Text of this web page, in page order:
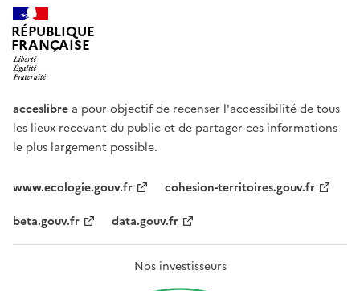
RÉPUBLIQUE
FRANÇAISE
acceslibre a pour objectif de recenser l'accessibilité de tous
les lieux recevant du public et de partager ces informations
le plus largement possible.
www.ecologie.gouv.fr
cohesion-territoires.gouv.fr
beta.gouv.fr
data.gouv.fr
Nos investisseurs